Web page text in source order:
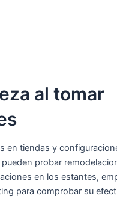
al tomar
en tiendas y
probar
en los estantes,
para comprobar su